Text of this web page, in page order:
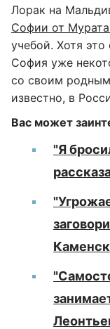
Лорак на
Софии от
учебой. Хотя это
София уже
со своим
известно, в
Вас может
"Я